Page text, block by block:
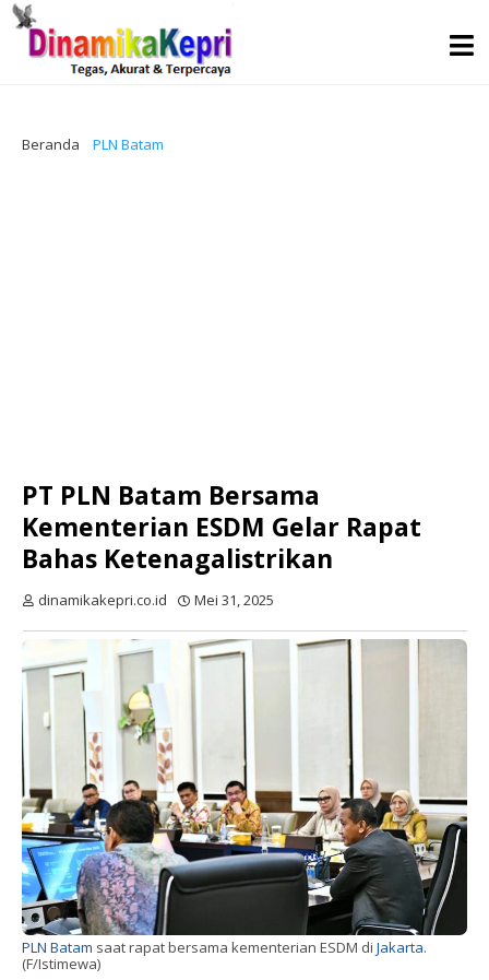
Beranda PLN Batam
PT PLN Batam Bersama
Kementerian ESDM Gelar Rapat
Bahas Ketenagalistrikan
dinamikakepri.co.id Mei 31, 2025
PLN Batam saat rapat bersama kementerian ESDM di Jakarta.
(F/Istimewa)